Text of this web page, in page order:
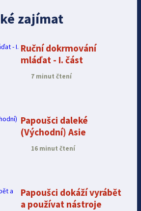
zajímat
Ruční dokrmování
mláďat - I. část
7 minut čtení
Papoušci daleké
(Východní) Asie
16 minut čtení
Papoušci dokáží vyrábět
a používat nástroje